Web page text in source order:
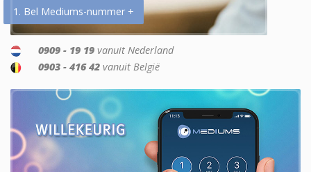
1. Bel Mediums-nummer +
0909 - 19 19 vanuit Nederland
0903 - 416 42 vanuit België